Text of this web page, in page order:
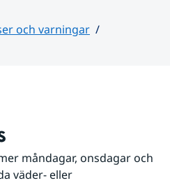
och varningar
måndagar, onsdagar och
väder- eller